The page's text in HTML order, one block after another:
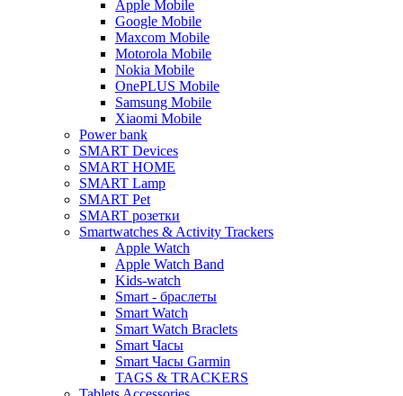
Apple Mobile
Google Mobile
Maxcom Mobile
Motorola Mobile
Nokia Mobile
OnePLUS Mobile
Samsung Mobile
Xiaomi Mobile
Power bank
SMART Devices
SMART HOME
SMART Lamp
SMART Pet
SMART розетки
Smartwatches & Activity Trackers
Apple Watch
Apple Watch Band
Kids-watch
Smart - браслеты
Smart Watch
Smart Watch Braclets
Smart Часы
Smart Часы Garmin
TAGS & TRACKERS